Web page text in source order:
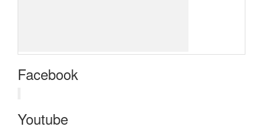
Facebook
Youtube